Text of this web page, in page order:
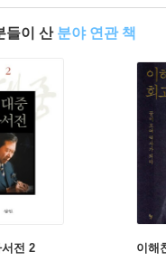
들이 산 분야 연관 책
전 2 이해